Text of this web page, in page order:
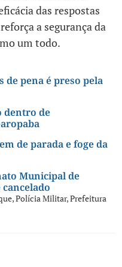
das respostas
a segurança da
um todo.
de pena é preso pela
dentro de
de parada e foge da
Municipal de
,Polícia Militar,Prefeitura